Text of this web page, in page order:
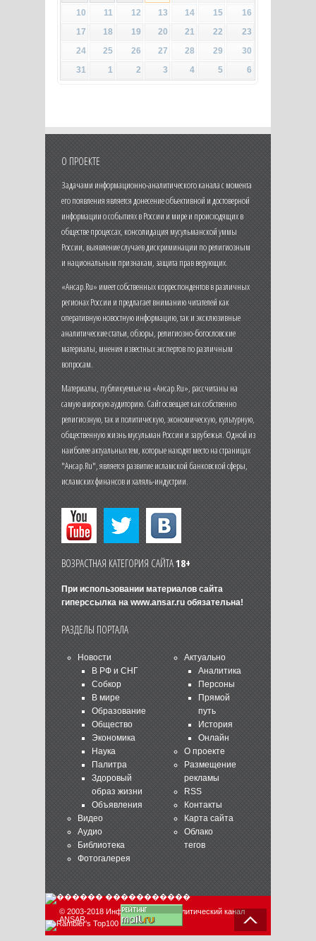
10
11 12 13 14 15
16
17
18 19 20 21 22
23
24
25 26 27 28 29
30
31
1 2 3 4 5 6
О ПРОЕКТЕ
Задачами информационно-аналитического канала с момента
его появления является донесение объективной и достоверной
информации о событиях в России и мире и происходящих в
обществе процессах, консолидация мусульманской уммы
России, выявление случаев дискриминации по религиозным
и национальным признакам, защита прав верующих.
«Ансар.Ru» имеет собственных корреспондентов в различных
регионах России и предлагает вниманию читателей как
оперативную новостную информацию, так и эксклюзивные
аналитические статьи, обзоры, религиозно-богословские
материалы, мнения известных экспертов по различным
вопросам.
Материалы, публикуемые на «Ансар.Ru», рассчитаны на
самую широкую аудиторию. Сайт освещает как собственно
религиозную, так и политическую, экономическую, культурную,
общественную жизнь мусульман России и зарубежья. Одной из
наиболее актуальных тем, которые находят место на страницах
"Ансар.Ru", является развитие исламской банковской сферы,
исламских финансов и халяль-индустрии.
ВОЗРАСТНАЯ КАТЕГОРИЯ САЙТА18+
При использовании материалов сайта
гиперссылка на www.ansar.ruобязательна!
РАЗДЕЛЫ ПОРТАЛА
Новости
В РФ и СНГ
Собкор
В мире
Образование
Общество
Экономика
Наука
Палитра
Здоровый
образ жизни
Объявления
Видео
Аудио
Библиотека
Фотогалерея
Актуально
Аналитика
Персоны
Прямой
путь
История
Онлайн
О проекте
Размещение
рекламы
RSS
Контакты
Карта сайта
Облако
тегов
© 2003-2018 Информационно-аналитический канал
ANSAR